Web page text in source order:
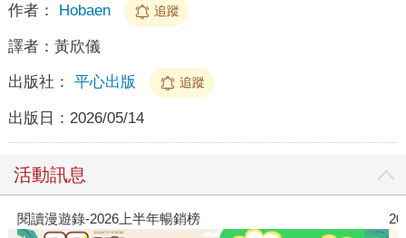
作者： Hobaen 追蹤
譯者： 黃欣儀
出版社： 平心出版 追蹤
出版日： 2026/05/14
活動訊息
閱讀漫遊錄-2026上半年暢銷榜